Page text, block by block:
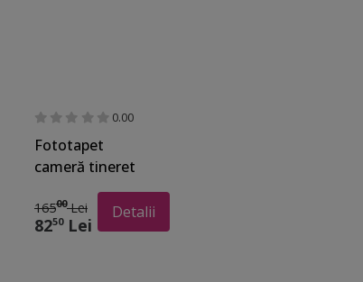
0.00
Fototapet
cameră tineret
Graffiti Art
150x250 cm
16500Lei
8250Lei
Detalii